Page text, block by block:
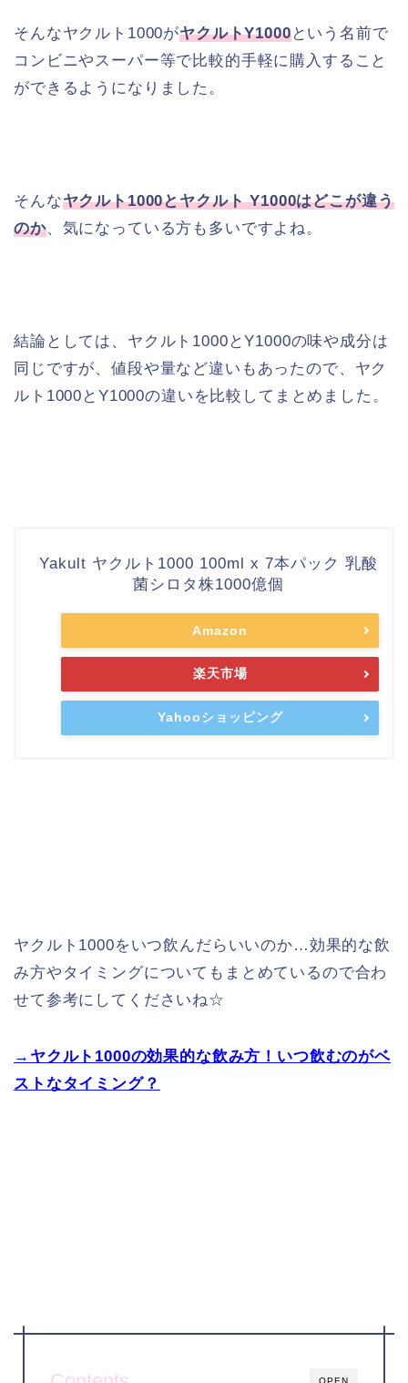
そんなヤクルト1000がヤクルトY1000という名前で
コンビニやスーパー等で比較的手軽に購入すること
ができるようになりました。
そんなヤクルト1000とヤクルト Y1000はどこが違う
のか、気になっている方も多いですよね。
結論としては、ヤクルト1000とY1000の味や成分は
同じですが、値段や量など違いもあったので、ヤク
ルト1000とY1000の違いを比較してまとめました。
Yakult ヤクルト1000 100ml x 7本パック 乳酸
菌シロタ株1000億個
Amazon
楽天市場
Yahooショッピング
ヤクルト1000をいつ飲んだらいいのか…効果的な飲
み方やタイミングについてもまとめているので合わ
せて参考にしてくださいね☆
→ヤクルト1000の効果的な飲み方！いつ飲むのがベ
ストなタイミング？